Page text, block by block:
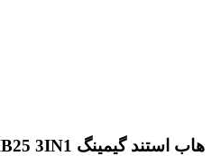
هاب استند گیمینگ Yesido HB25 3IN1